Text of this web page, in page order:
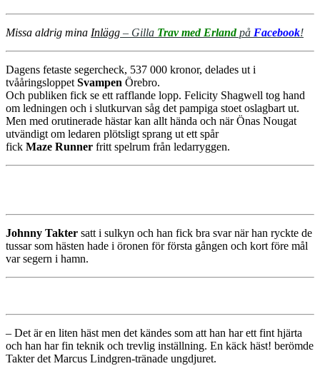
Missa aldrig mina Inlägg – Gilla Trav med Erlandpå Facebook!
Dagens fetaste segercheck, 537 000 kronor, delades ut i
tvååringsloppet Svampen Örebro.
Och publiken fick se ett rafflande lopp. Felicity Shagwell tog hand
om ledningen och i slutkurvan såg det pampiga stoet oslagbart ut.
Men med orutinerade hästar kan allt hända och när Önas Nougat
utvändigt om ledaren plötsligt sprang ut ett spår
fick Maze Runner fritt spelrum från ledarryggen.
Johnny Takter satt i sulkyn och han fick bra svar när han ryckte de
tussar som hästen hade i öronen för första gången och kort före mål
var segern i hamn.
– Det är en liten häst men det kändes som att han har ett fint hjärta
och han har fin teknik och trevlig inställning. En käck häst! berömde
Takter det Marcus Lindgren-tränade ungdjuret.